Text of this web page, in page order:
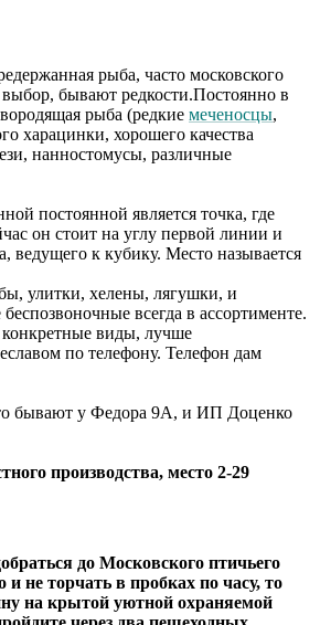
рыба, часто московского
бывают редкости.Постоянно в
рыба (редкие меченосцы,
харацинки, хорошего качества
нанностомусы, различные
постоянной является точка, где
он стоит на углу первой линии и
ведущего к кубику. Место называется
улитки, хелены, лягушки, и
всегда в ассортименте.
виды, лучше
по телефону. Телефон дам
бывают у Федора 9А, и ИП Доценко
производства, место 2-29
до Московского птичьего
и не торчать в пробках по часу, то
на крытой уютной охраняемой